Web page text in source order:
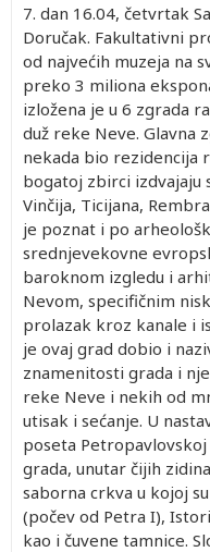
7. dan 16.04, četvrtak
Doručak. Fakultativni
od najvećih muzeja na
preko 3 miliona
izložena je u 6 zgrada
duž reke Neve. Glavna
nekada bio rezidencija
bogatoj zbirci izdvajaju
Vinčija, Ticijana,
je poznat i po
srednjevekovne
baroknom izgledu i
Nevom, specifičnim
prolazak kroz kanale i
je ovaj grad dobio i
znamenitosti grada i
reke Neve i nekih od
utisak i sećanje. U
poseta
grada, unutar čijih
saborna crkva u kojoj
(počev od Petra I),
kao i čuvene tamnice.